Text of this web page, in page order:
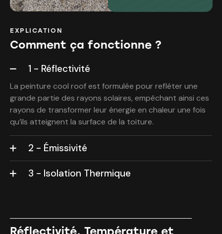
EXPLICATION
Comment ça fonctionne ?
1 - Réflectivité
La peinture cool roof est formulée pour refléter une
grande partie des rayons solaires, empêchant ainsi ces
rayons de transformer leur énergie en chaleur une fois
qu’ils atteignent la surface de la toiture.
2 - Émissivité
3 - Isolation Thermique